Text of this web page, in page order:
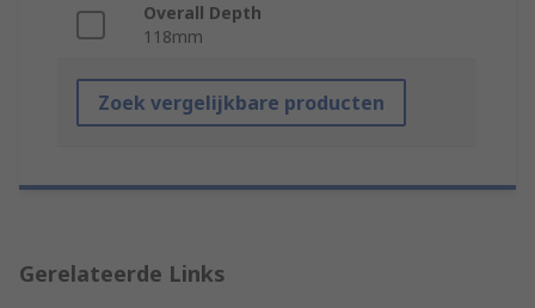
Overall Depth
118mm
Zoek vergelijkbare producten
Gerelateerde Links